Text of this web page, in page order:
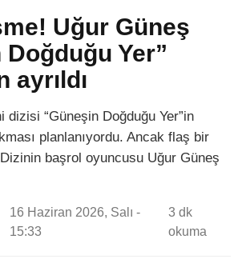
Uğur Güneş
Doğduğu Yer”
ayrıldı
dizisi “Güneşin Doğduğu Yer”in
planlanıyordu. Ancak flaş bir
başrol oyuncusu Uğur Güneş
16 Haziran 2026, Salı -
15:33
3 dk
okuma